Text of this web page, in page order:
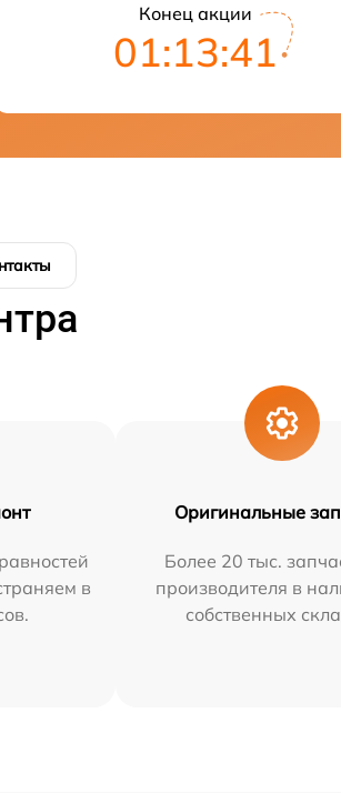
Конец акции
01:13:41
в
Оригинальные
Более 20 тыс.
производителя в
собственных